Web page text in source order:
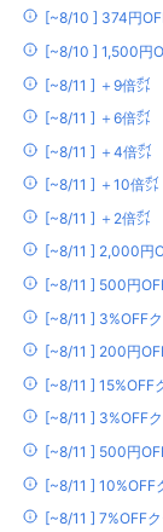
[~8/10 ] 374円
[~8/10 ] 1,500円
[~8/11 ] ＋9倍㌽
[~8/11 ] ＋6倍㌽
[~8/11 ] ＋4倍㌽
[~8/11 ] ＋10倍㌽
[~8/11 ] ＋2倍㌽
[~8/11 ] 2,000円
[~8/11 ] 500円
[~8/11 ] 3%OFF
[~8/11 ] 200円
[~8/11 ] 15%OFF
[~8/11 ] 3%OFF
[~8/11 ] 500円
[~8/11 ] 10%OFF
[~8/11 ] 7%OFF